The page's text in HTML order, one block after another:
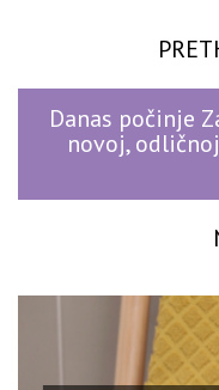
Danas počinje
novoj,